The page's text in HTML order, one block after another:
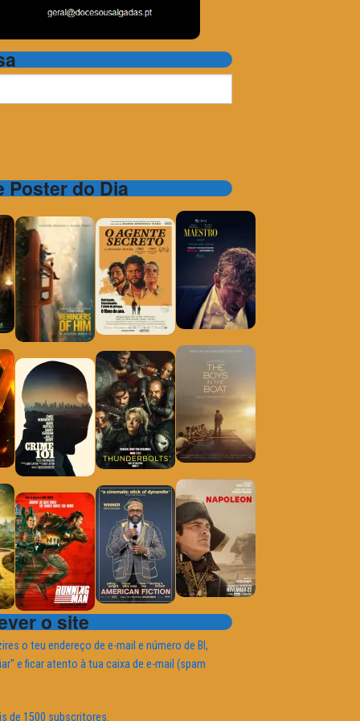
Poster do Dia
o site
o teu endereço de e-mail e número de BI,
e ficar atento à tua caixa de e-mail (spam
de 1500 subscritores.